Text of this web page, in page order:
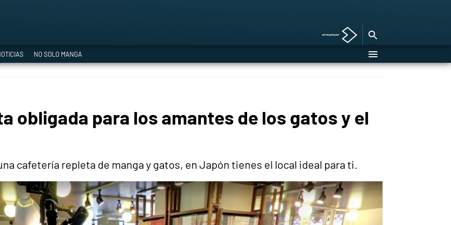
NO SOLO MANGA
obligada para los amantes de los gatos y el
cafetería repleta de manga y gatos, en Japón tienes el local ideal para ti.